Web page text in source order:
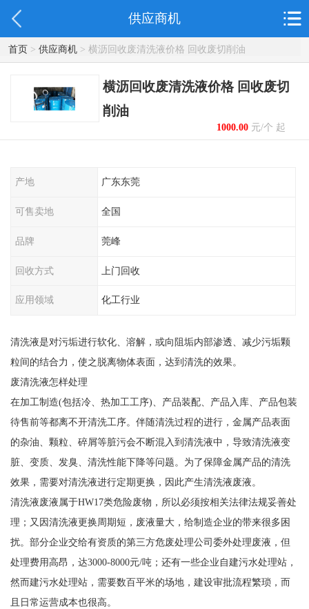
供应商机
首页> 供应商机> 横沥回收废清洗液价格 回收废切削油
横沥回收废清洗液价格 回收废切
削油
1000.00元/个 起
产地 广东东莞
可售卖地 全国
品牌 莞峰
回收方式 上门回收
应用领域 化工行业
清洗液是对污垢进行软化、溶解，或向阻垢内部渗透、减少污垢颗
粒间的结合力，使之脱离物体表面，达到清洗的效果。
废清洗液怎样处理
在加工制造(包括冷、热加工工序)、产品装配、产品入库、产品包装
待售前等都离不开清洗工序。伴随清洗过程的进行，金属产品表面
的杂油、颗粒、碎屑等脏污会不断混入到清洗液中，导致清洗液变
脏、变质、发臭、清洗性能下降等问题。为了保障金属产品的清洗
效果，需要对清洗液进行定期更换，因此产生清洗液废液。
清洗液废液属于HW17类危险废物，所以必须按相关法律法规妥善处
理；又因清洗液更换周期短，废液量大，给制造企业的带来很多困
扰。部分企业交给有资质的第三方危废处理公司委外处理废液，但
处理费用高昂，达3000-8000元/吨；还有一些企业自建污水处理站，
然而建污水处理站，需要数百平米的场地，建设审批流程繁琐，而
且日常运营成本也很高。